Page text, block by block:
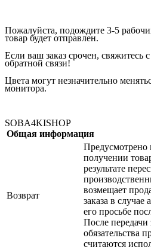
Пожалуйста, подождите 3-5
товар будет отправлен.
Если ваш заказ срочен, свяжитесь
обратной связи!
Цвета могут незначительно
монитора.
SOBA4KISHOP
Общая информация
Возврат
Предусмотрено
получении
результате
возмещает
заказа в случае
его просьбе
После передачи
обязательства
считаются